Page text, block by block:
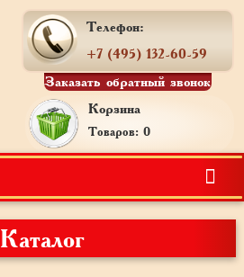
Телефон:
+7 (495) 132-60-59
Заказать обратный звонок
Корзина
Товаров: 0
Каталог